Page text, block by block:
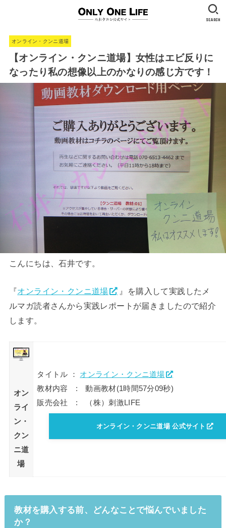
SEARCH
オンライン・クンニ道場
【オンライン・クンニ道場】女性はエビ反りに
なったり私の想像以上のかなりの感じ方です！
こんにちは、石井です。
『オンライン・クンニ道場
』を購入して実践したメ
ルマガ読者さんから実践レポートが届きましたので紹介
します。
オン
ライ
ン・
クン
ニ道
場
タイトル ： オンライン・クンニ道場
教材内容 : 動画教材(1時間57分09秒)
販売会社 : （株）刺激LIFE
オンライン・クンニ道場 公式サイト
教材を購入する前、どんなことで悩んでいました
か？